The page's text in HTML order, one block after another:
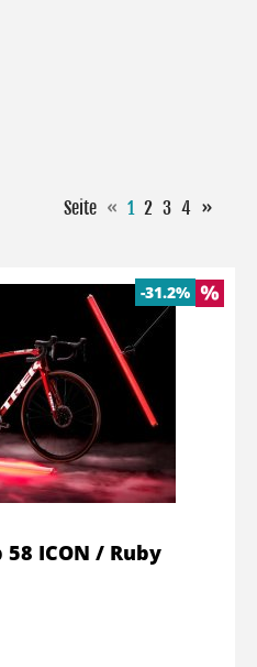
Seite « 1 2 3 4 »
-31.2%
58 ICON / Ruby